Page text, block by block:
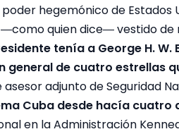
hegemónico de Estados
quien dice― vestido de
tenía a George H. W.
general de cuatro estrellas
adjunto de Seguridad
Cuba desde hacía cuatro
en la Administración